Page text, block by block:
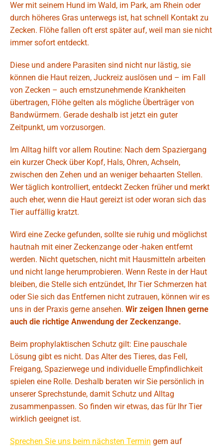
Wer mit seinem Hund im Wald, im Park, am Rhein oder
durch höheres Gras unterwegs ist, hat schnell Kontakt zu
Zecken. Flöhe fallen oft erst später auf, weil man sie nicht
immer sofort entdeckt.
Diese und andere Parasiten sind nicht nur lästig, sie
können die Haut reizen, Juckreiz auslösen und – im Fall
von Zecken – auch ernstzunehmende Krankheiten
übertragen, Flöhe gelten als mögliche Überträger von
Bandwürmern. Gerade deshalb ist jetzt ein guter
Zeitpunkt, um vorzusorgen.
Im Alltag hilft vor allem Routine: Nach dem Spaziergang
ein kurzer Check über Kopf, Hals, Ohren, Achseln,
zwischen den Zehen und an weniger behaarten Stellen.
Wer täglich kontrolliert, entdeckt Zecken früher und merkt
auch eher, wenn die Haut gereizt ist oder woran sich das
Tier auffällig kratzt.
Wird eine Zecke gefunden, sollte sie ruhig und möglichst
hautnah mit einer Zeckenzange oder -haken entfernt
werden. Nicht quetschen, nicht mit Hausmitteln arbeiten
und nicht lange herumprobieren. Wenn Reste in der Haut
bleiben, die Stelle sich entzündet, Ihr Tier Schmerzen hat
oder Sie sich das Entfernen nicht zutrauen, können wir es
uns in der Praxis gerne ansehen. Wir zeigen Ihnen gerne
auch die richtige Anwendung der Zeckenzange.
Beim prophylaktischen Schutz gilt: Eine pauschale
Lösung gibt es nicht. Das Alter des Tieres, das Fell,
Freigang, Spazierwege und individuelle Empfindlichkeit
spielen eine Rolle. Deshalb beraten wir Sie persönlich in
unserer Sprechstunde, damit Schutz und Alltag
zusammenpassen. So finden wir etwas, das für Ihr Tier
wirklich geeignet ist.
Sprechen Sie uns beim nächsten Termin gern auf